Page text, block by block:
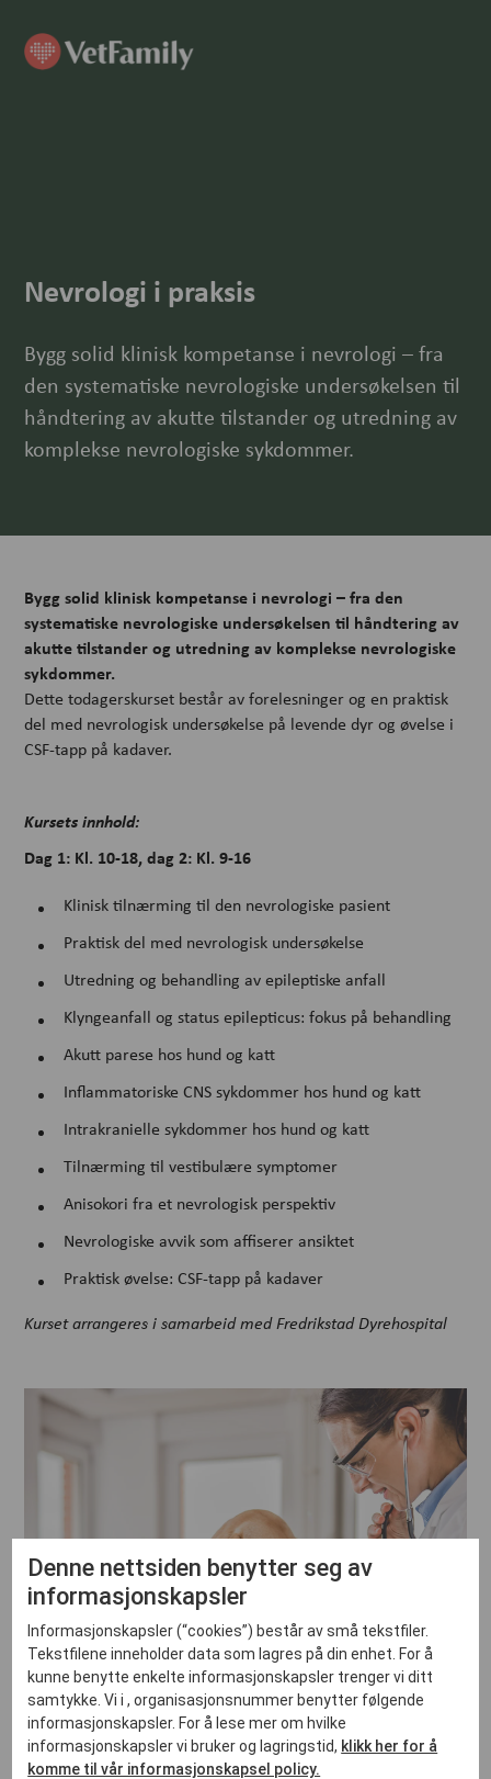
Nevrologi i praksis
Bygg solid klinisk kompetanse i nevrologi – fra
den systematiske nevrologiske undersøkelsen til
håndtering av akutte tilstander og utredning av
komplekse nevrologiske sykdommer.
Bygg solid klinisk kompetanse i nevrologi – fra den
systematiske nevrologiske undersøkelsen til håndtering av
akutte tilstander og utredning av komplekse nevrologiske
sykdommer.
Dette todagerskurset består av forelesninger og en praktisk
del med nevrologisk undersøkelse på levende dyr og øvelse i
CSF-tapp på kadaver.
Kursets innhold:
Dag 1: Kl. 10-18, dag 2: Kl. 9-16
Klinisk tilnærming til den nevrologiske pasient
Praktisk del med nevrologisk undersøkelse
Utredning og behandling av epileptiske anfall
Klyngeanfall og status epilepticus: fokus på behandling
Akutt parese hos hund og katt
Inflammatoriske CNS sykdommer hos hund og katt
Intrakranielle sykdommer hos hund og katt
Tilnærming til vestibulære symptomer
Anisokori fra et nevrologisk perspektiv
Nevrologiske avvik som affiserer ansiktet
Praktisk øvelse: CSF-tapp på kadaver
Kurset arrangeres i samarbeid med Fredrikstad Dyrehospital
Denne nettsiden benytter seg av
informasjonskapsler
Informasjonskapsler (“cookies”) består av små tekstfiler.
Tekstfilene inneholder data som lagres på din enhet. For å
kunne benytte enkelte informasjonskapsler trenger vi ditt
samtykke. Vi i , organisasjonsnummer benytter følgende
informasjonskapsler. For å lese mer om hvilke
informasjonskapsler vi bruker og lagringstid, klikk her for å
komme til vår informasjonskapsel policy.